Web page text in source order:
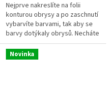
Nejprve nakreslíte na folii
konturou obrysy a po zaschnutí
vybarvíte barvami, tak aby se
barvy dotýkaly obrysů. Necháte
zaschnout a obrázky nalepíte na
okno. Obsahuje 5...
Novinka